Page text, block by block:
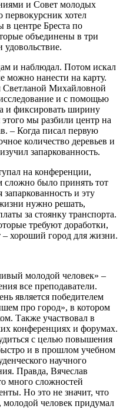
и Совет молодых
первокурсник хотел
в центре Бреста по
объединены в три
удовольствие.
и наблюдал. Потом искал
можно нанести на карту.
Светланой Михайловной
и с помощью
и фиксировать ширину
мы разбили центр на
– Когда писал первую
количество деревьев и
запаркованность.
на конференции,
сложно было принять тот
и эту
нужно решать,
за стоянку транспорта.
требуют доработки,
– хороший город для жизни.
молодой человек» –
все преподаватели.
является победителем
про город», в котором
Также участвовал в
конференциях и форумах.
с целью повышения
и в прошлом учебном
научного
Правда, Вячеслав
много сложностей
Но это не значит, что
молодой человек придумал